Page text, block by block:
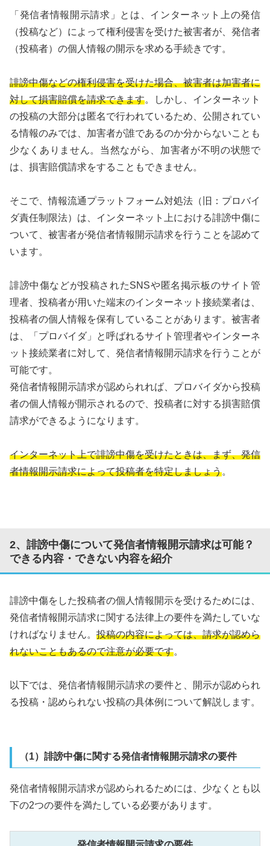
「発信者情報開示請求」とは、インターネット上の発信
（投稿など）によって権利侵害を受けた被害者が、発信者
（投稿者）の個人情報の開示を求める手続きです。
誹謗中傷などの権利侵害を受けた場合、被害者は加害者に
対して損害賠償を請求できます。しかし、インターネット
の投稿の大部分は匿名で行われているため、公開されてい
る情報のみでは、加害者が誰であるのか分からないことも
少なくありません。当然ながら、加害者が不明の状態で
は、損害賠償請求をすることもできません。
そこで、情報流通プラットフォーム対処法（旧：プロバイ
ダ責任制限法）は、インターネット上における誹謗中傷に
ついて、被害者が発信者情報開示請求を行うことを認めて
います。
誹謗中傷などが投稿されたSNSや匿名掲示板のサイト管
理者、投稿者が用いた端末のインターネット接続業者は、
投稿者の個人情報を保有していることがあります。被害者
は、「プロバイダ」と呼ばれるサイト管理者やインターネ
ット接続業者に対して、発信者情報開示請求を行うことが
可能です。
発信者情報開示請求が認められれば、プロバイダから投稿
者の個人情報が開示されるので、投稿者に対する損害賠償
請求ができるようになります。
インターネット上で誹謗中傷を受けたときは、まず、発信
者情報開示請求によって投稿者を特定しましょう。
2、誹謗中傷について発信者情報開示請求は可能？
できる内容・できない内容を紹介
誹謗中傷をした投稿者の個人情報開示を受けるためには、
発信者情報開示請求に関する法律上の要件を満たしていな
ければなりません。 投稿の内容によっては、請求が認めら
れないこともあるので注意が必要です。
以下では、発信者情報開示請求の要件と、開示が認められ
る投稿・認められない投稿の具体例について解説します。
（1）誹謗中傷に関する発信者情報開示請求の要件
発信者情報開示請求が認められるためには、少なくとも以
下の2つの要件を満たしている必要があります。